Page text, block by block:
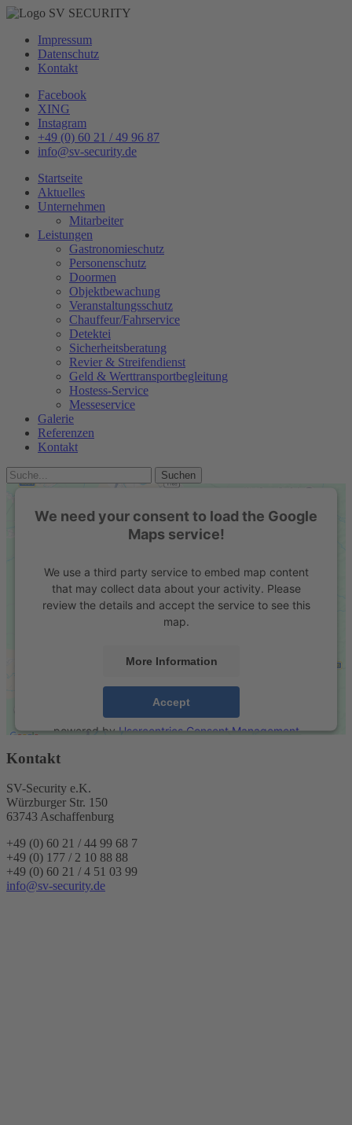
Impressum
Datenschutz
Kontakt
Facebook
XING
Instagram
+49 (0) 60 21 / 49 96 87
info@sv-security.de
Startseite
Aktuelles
Unternehmen
Mitarbeiter
Leistungen
Gastronomieschutz
Personenschutz
Doormen
Objektbewachung
Veranstaltungsschutz
Chauffeur/Fahrservice
Detektei
Sicherheitsberatung
Revier & Streifendienst
Geld & Werttransportbegleitung
Hostess-Service
Messeservice
Galerie
Referenzen
Kontakt
We need your consent to load the Google
Maps service!
We use a third party service to embed map content
that may collect data about your activity. Please
review the details and accept the service to see this
map.
More Information
Accept
powered byUsercentrics Consent Management
Kontakt
SV-Security e.K.
Würzburger Str. 150
63743 Aschaffenburg
+49 (0) 60 21 / 44 99 68 7
+49 (0) 177 / 2 10 88 88
+49 (0) 60 21 / 4 51 03 99
info@sv-security.de